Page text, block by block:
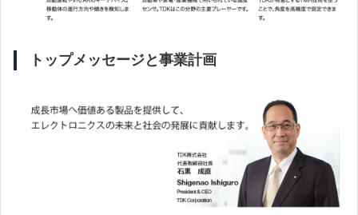
トップメッセージと事業計画